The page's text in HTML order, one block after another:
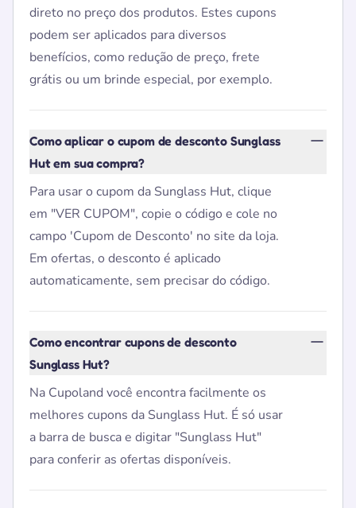
direto no preço dos produtos. Estes cupons
podem ser aplicados para diversos
benefícios, como redução de preço, frete
grátis ou um brinde especial, por exemplo.
Como aplicar o cupom de desconto Sunglass
Hut em sua compra?
Para usar o cupom da Sunglass Hut, clique
em "VER CUPOM", copie o código e cole no
campo 'Cupom de Desconto' no site da loja.
Em ofertas, o desconto é aplicado
automaticamente, sem precisar do código.
Como encontrar cupons de desconto
Sunglass Hut?
Na Cupoland você encontra facilmente os
melhores cupons da Sunglass Hut. É só usar
a barra de busca e digitar "Sunglass Hut"
para conferir as ofertas disponíveis.